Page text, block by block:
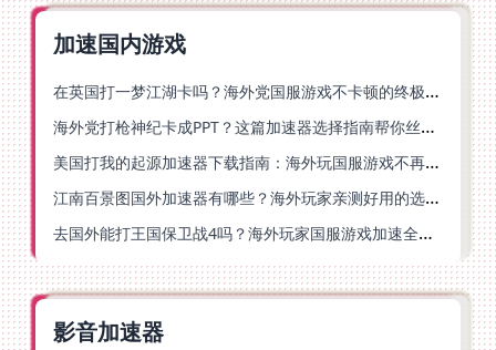
加速国内游戏
在英国打一梦江湖卡吗？海外党国服游戏不卡顿的终极解法
海外党打枪神纪卡成PPT？这篇加速器选择指南帮你丝滑上分
美国打我的起源加速器下载指南：海外玩国服游戏不再卡的终极方案
江南百景图国外加速器有哪些？海外玩家亲测好用的选择与避坑指南
去国外能打王国保卫战4吗？海外玩家国服游戏加速全攻略（附公主连结幻想江湖实测）
影音加速器